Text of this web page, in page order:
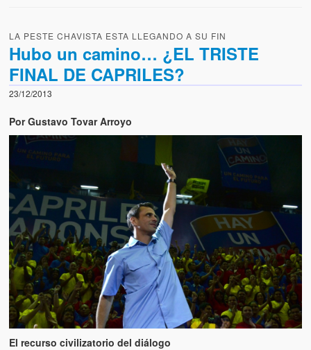
¡Bienvenido!
Todos Unidos por Venezuela te da la bienvenida a éste nuestro
Blog. (Todos Unidos por Venezuela welcomes you to our Blog)
Acerca de este blog (About this Blog)
Artículos
El Tipo y los Rojos en Los Teques (The Jerk and the Reds in
Teques)
Hablé con Chavistas (I spoke with chavistas)
La burla del Chavez “tan amante de los niños” (The mockery of
Chavez “such a children lover”)
Los niños de las calles de Venezuela (Children of the streets of
Venezuela)
Luis y El Mono… en armas (Luis and El Mono… armed)
LA PESTE CHAVISTA ESTA LLEGANDO A SU FIN
Hubo un camino… ¿EL TRISTE
FINAL DE CAPRILES?
23/12/2013
Por Gustavo Tovar Arroyo
El recurso civilizatorio del diálogo